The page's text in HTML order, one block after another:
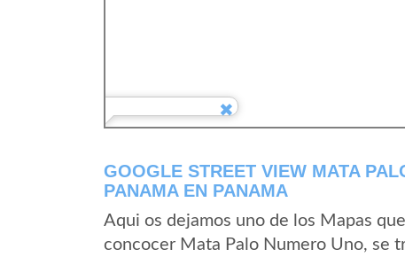
GOOGLE STREET VIEW MATA
PANAMA EN PANAMA
Aqui os dejamos uno de los Mapas
concocer Mata Palo Numero Uno, se